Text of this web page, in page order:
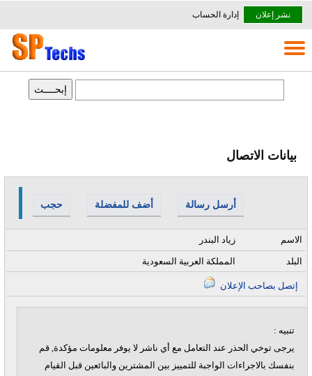
نشر إعلان إدارة الحساب
بيانات الاتصال
حجب أضف للمفضلة أرسل رسالة
زياد البندر الاسم
المملكة العربية السعودية البلد
تنبيه :
يرجى توخي الحذر عند التعامل مع أي ناشر لا يوفر معلومات مؤكدة, قم
بنفسك بالاجراءات الواجبة للتمييز بين المشترين والبائعين قبل القيام